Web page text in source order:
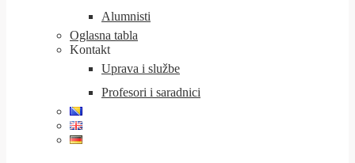
Alumnisti
Oglasna tabla
Kontakt
Uprava i službe
Profesori i saradnici